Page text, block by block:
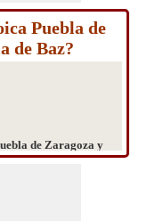
Puebla de
de Baz?
de Zaragoza y